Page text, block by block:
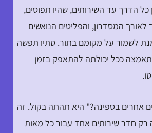
הדרך עד השירותים, שהיו תפוסים,
המסדרון, והפליטים הנואשים
לשמור על מקומם בתור. סתיו תפשה
ככל יכולתה להתאפק בזמן
אחרים בספינה?" היא תהתה בקול. זה
רק חדר שירותים אחד עבור כל מאות